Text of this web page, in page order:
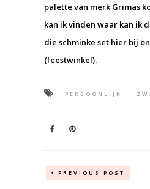
palette van merk Grimas
kan ik vinden waar kan ik
die schminke set hier bij
(feestwinkel).
PERSOONLIJK
PREVIOUS POST